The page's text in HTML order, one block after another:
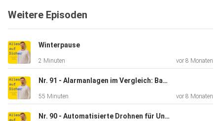
Weitere Episoden
Winterpause
2 Minuten vor 8 Monaten
Nr. 91 - Alarmanlagen im Vergleich: Baumarkt vs. Profi-System - mit Timo Manges
55 Minuten vor 8 Monaten
Nr. 90 - Automatisierte Drohnen für Unternehmen - mit Jörg Renter